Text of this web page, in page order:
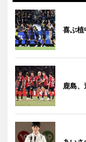
喜ぶ
鹿島